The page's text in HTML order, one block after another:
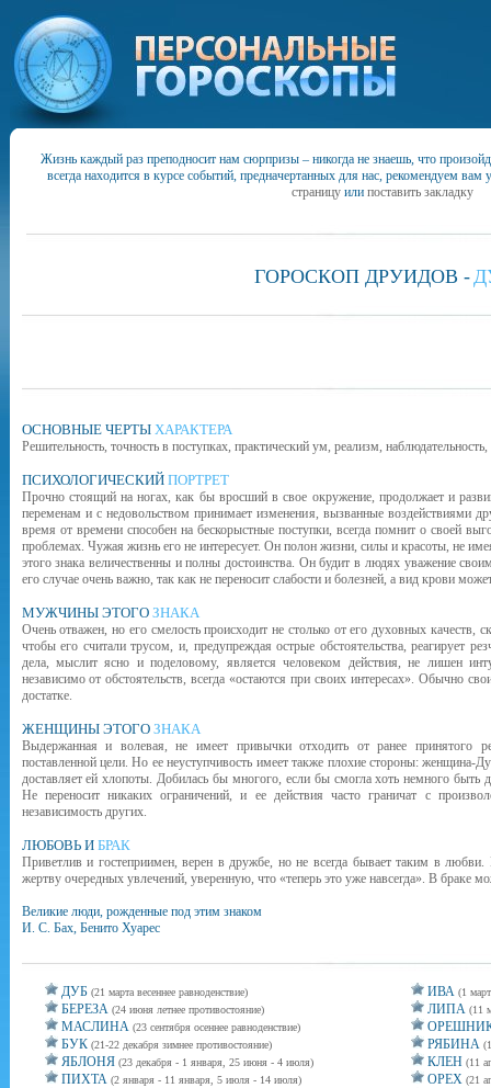
Жизнь каждый раз преподносит нам сюрпризы – никогда не знаешь, что
всегда находится в курсе событий, предначертанных для нас, рекомендуем вам
страницу или поставить закладку
ГОРОСКОП ДРУИДОВ -
ОСНОВНЫЕ ЧЕРТЫ ХАРАКТЕРА
Решительность, точность в поступках, практический ум, реализм, наблю­дательность,
ПСИХОЛОГИЧЕСКИЙ ПОРТРЕТ
Прочно стоящий на ногах, как бы вросший в свое окружение, продолжает и
переменам и с недовольством принимает изменения, вызванные воздействиями
время от времени способен на бескорыстные поступки, всегда помнит о своей
проблемах. Чужая жизнь его не интересует. Он полон жизни, силы и красоты, не
этого знака величественны и полны достоинства. Он будит в людях уважение
его случае очень важно, так как не переносит слабости и болезней, а вид крови
МУЖЧИНЫ ЭТОГО ЗНАКА
Очень отважен, но его смелость происходит не столько от его духовных качеств,
чтобы его считали трусом, и, предупреждая острые обстоятельства, реагирует
дела, мыслит ясно и поделовому, является человеком действия, не лишен
независимо от обстоя­тельств, всегда «остаются при своих интересах». Обычно
достатке.
ЖЕНЩИНЫ ЭТОГО ЗНАКА
Выдержанная и волевая, не имеет привычки отходить от ранее принятого
поставленной цели. Но ее неуступчивость имеет также плохие стороны: женщина-
доставляет ей хлопоты. Добилась бы многого, если бы смогла хоть немного
Не переносит никаких ограничений, и ее действия часто граничат с
независимость других.
ЛЮБОВЬ И БРАК
Приветлив и гостеприимен, верен в дружбе, но не все­гда бывает таким в любви.
жертву очередных увлечений, уверенную, что «теперь это уже навсегда». В браке
Великие люди, рожденные под этим знаком
И. С. Бах, Бенито Хуарес
ДУБ (21 марта весеннее равноденствие)
БЕРЕЗА (24 июня летнее противостояние)
МАСЛИНА (23 сентября осеннее равноденствие)
БУК (21-22 декабря зимнее противостояние)
ЯБЛОНЯ (23 декабря - 1 января, 25 июня - 4 июля)
ПИХТА (2 января - 11 января, 5 июля - 14 июля)
ИВА (1
ЛИПА (11
РЯБИНА
КЛЕН (11
ОРЕХ (21